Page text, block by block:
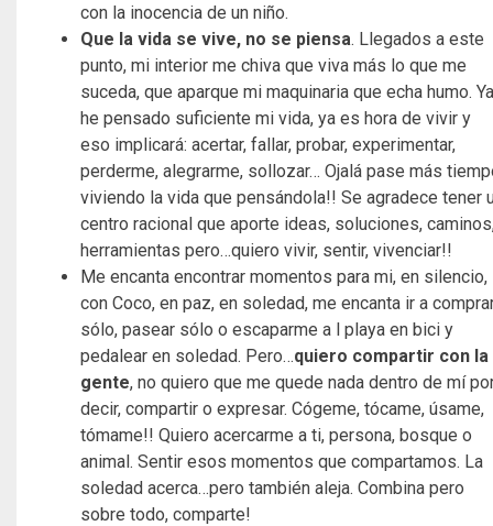
con la inocencia de un niño.
Que la vida se vive, no se piensa. Llegados a este
punto, mi interior me chiva que viva más lo que me
suceda, que aparque mi maquinaria que echa humo. Ya
he pensado suficiente mi vida, ya es hora de vivir y
eso implicará: acertar, fallar, probar, experimentar,
perderme, alegrarme, sollozar… Ojalá pase más
viviendo la vida que pensándola!! Se agradece tener
centro racional que aporte ideas, soluciones,
herramientas pero…quiero vivir, sentir, vivenciar!!
Me encanta encontrar momentos para mi, en silencio,
con Coco, en paz, en soledad, me encanta ir a
sólo, pasear sólo o escaparme a l playa en bici y
pedalear en soledad. Pero…quiero compartir con la
gente, no quiero que me quede nada dentro de mí
decir, compartir o expresar. Cógeme, tócame, úsame,
tómame!! Quiero acercarme a ti, persona, bosque o
animal. Sentir esos momentos que compartamos. La
soledad acerca…pero también aleja. Combina pero
sobre todo, comparte!